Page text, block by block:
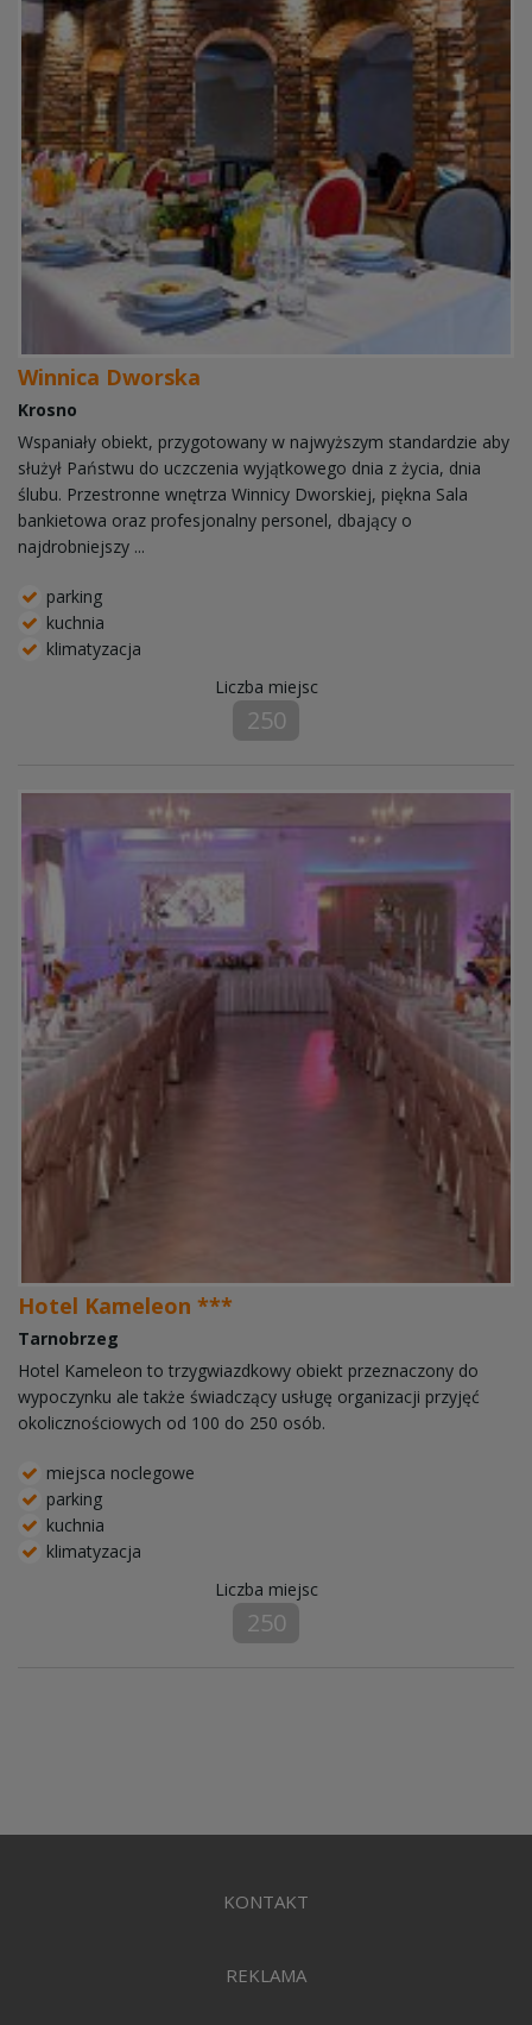
Winnica Dworska
Krosno
Wspaniały obiekt, przygotowany w najwyższym standardzie aby
służył Państwu do uczczenia wyjątkowego dnia z życia, dnia
ślubu. Przestronne wnętrza Winnicy Dworskiej, piękna Sala
bankietowa oraz profesjonalny personel, dbający o
najdrobniejszy ...
parking
kuchnia
klimatyzacja
Liczba miejsc
250
Hotel Kameleon ***
Tarnobrzeg
Hotel Kameleon to trzygwiazdkowy obiekt przeznaczony do
wypoczynku ale także świadczący usługę organizacji przyjęć
okolicznościowych od 100 do 250 osób.
miejsca noclegowe
parking
kuchnia
klimatyzacja
Liczba miejsc
250
KONTAKT
REKLAMA